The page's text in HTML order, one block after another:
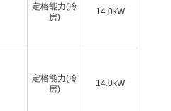
定格能力(冷
房)
14.0kW
定格能力(冷
房)
14.0kW